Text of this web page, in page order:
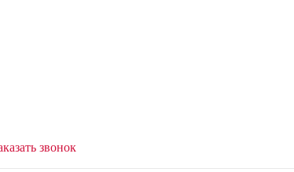
звонок